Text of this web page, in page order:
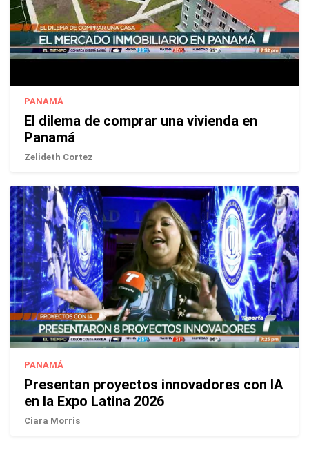
PANAMÁ
El dilema de comprar una vivienda en
Panamá
Zelideth Cortez
PANAMÁ
Presentan proyectos innovadores con IA
en la Expo Latina 2026
Ciara Morris